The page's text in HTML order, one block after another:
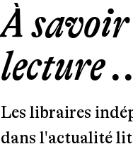
À
lecture
Les libraires
dans l'actualité